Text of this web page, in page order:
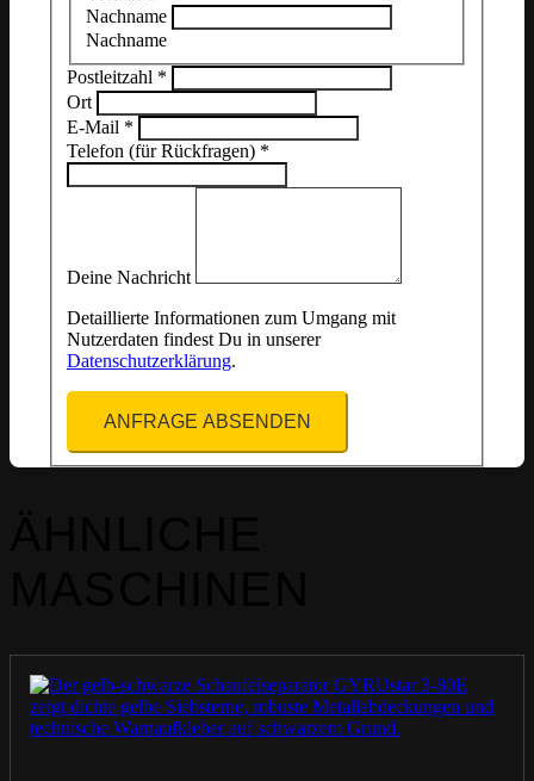
Nachname
Nachname
Postleitzahl *
Ort
E-Mail *
Telefon (für Rückfragen) *
Deine Nachricht
Detaillierte Informationen zum Umgang mit
Nutzerdaten findest Du in unserer
Datenschutzerklärung.
ANFRAGE ABSENDEN